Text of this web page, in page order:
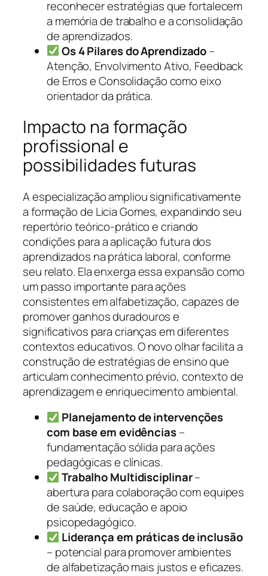
reconhecer estratégias que fortalecem
a memória de trabalho e a consolidação
de aprendizados.
Os 4 Pilares do Aprendizado–
Atenção, Envolvimento Ativo, Feedback
de Erros e Consolidação como eixo
orientador da prática.
Impacto na formação
profissional e
possibilidades futuras
A especialização ampliou significativamente
a formação de Licia Gomes, expandindo seu
repertório teórico-prático e criando
condições para a aplicação futura dos
aprendizados na prática laboral, conforme
seu relato. Ela enxerga essa expansão como
um passo importante para ações
consistentes em alfabetização, capazes de
promover ganhos duradouros e
significativos para crianças em diferentes
contextos educativos. O novo olhar facilita a
construção de estratégias de ensino que
articulam conhecimento prévio, contexto de
aprendizagem e enriquecimento ambiental.
Planejamento de intervenções
com base em evidências–
fundamentação sólida para ações
pedagógicas e clínicas.
Trabalho Multidisciplinar–
abertura para colaboração com equipes
de saúde, educação e apoio
psicopedagógico.
Liderança em práticas de inclusão
– potencial para promover ambientes
de alfabetização mais justos e eficazes.